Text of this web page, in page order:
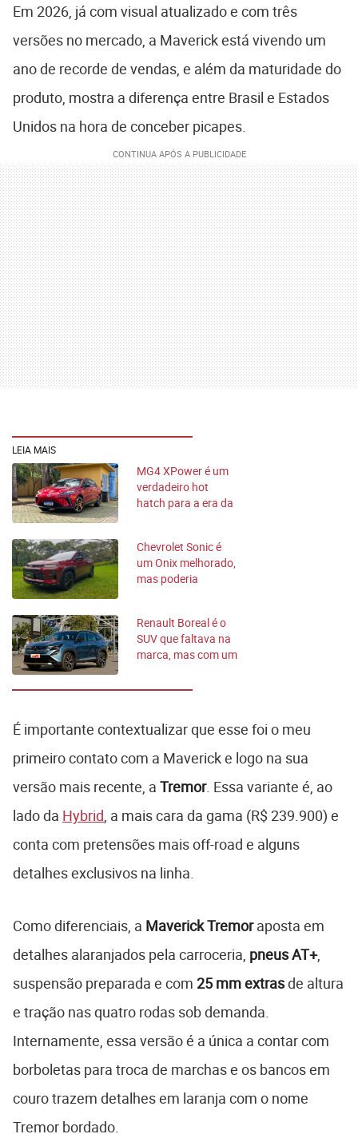
Em 2026, já com visual atualizado e com três
versões no mercado, a Maverick está vivendo um
ano de recorde de vendas, e além da maturidade do
produto, mostra a diferença entre Brasil e Estados
Unidos na hora de conceber picapes.
LEIA MAIS
MG4 XPower é um
verdadeiro hot
hatch para a era da
Chevrolet Sonic é
um Onix melhorado,
mas poderia
Renault Boreal é o
SUV que faltava na
marca, mas com um
gravíssimo
É importante contextualizar que esse foi o meu
primeiro contato com a Maverick e logo na sua
versão mais recente, a Tremor. Essa variante é, ao
lado da Hybrid , a mais cara da gama (R$ 239.900) e
conta com pretensões mais off-road e alguns
detalhes exclusivos na linha.
Como diferenciais, a Maverick Tremoraposta em
detalhes alaranjados pela carroceria, pneus AT+,
suspensão preparada e com 25 mm extrasde altura
e tração nas quatro rodas sob demanda.
Internamente, essa versão é a única a contar com
borboletas para troca de marchas e os bancos em
couro trazem detalhes em laranja com o nome
Tremor bordado.